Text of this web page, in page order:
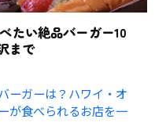
たい絶品バーガー10
まで
ーガーは？ハワイ・オ
が食べられるお店を一